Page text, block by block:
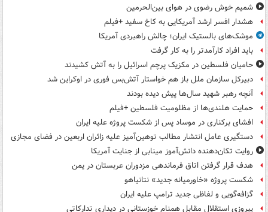
شمیم خوش رضوی در هوای بین‌الحرمین
هشدار افسر ارشد آمریکایی به کاخ سفید +فیلم
موشک‌های بالستیک ایران؛ چالش راهبردی آمریکا
باید افراد کارآمدتر را به کار گرفت
حامیان فلسطین در مکزیک پرچم اسرائیل را به آتش کشیدند
دبیرکل سازمان ملل باز هم خواستار آتش‌بس فوری در اوکراین شد
آنچه رهبر شهید سال‌ها پیش دیده بودند
حمایت هلندی‌ها از مظلومیت فلسطین +فیلم
افشای برکناری در موساد پس از شکست پروژه علیه ایران
دستگیری عامل انتشار مطالب توهین‌آمیز علیه زائران اربعین در فضای مجازی
روایت تکان‌دهنده دانش‌آموز مینابی از جنایت آمریکا
هدف قرار گرفتن اتاق‌ فرماندهی مزدوران عربستان در یمن
شکست پروژه «خاورمیانه جدید» نتانیاهو
گزافه‌گویی و لفاظی جدید ترامپ علیه ایران
پیروزی استقلال مقابل همنام خوزستانی در دیداری تدارکاتی